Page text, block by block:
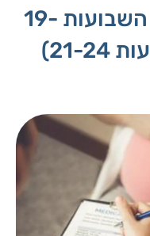
בדיקה זו מבוצעת בין השבועות 19-
25 (ומומלצת בין שבועות 21-24)